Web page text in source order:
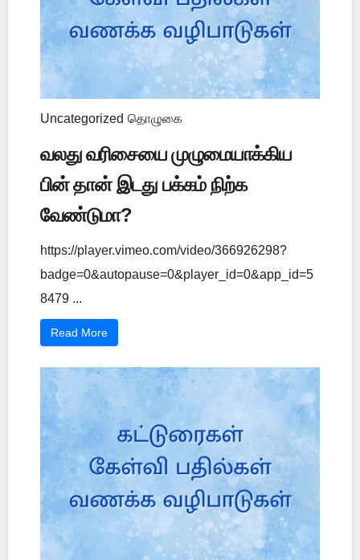
Uncategorized தொழுகை
வலது வரிசையை முழுமையாக்கிய
பின் தான் இடது பக்கம் நிற்க
வேண்டுமா?
https://player.vimeo.com/video/366926298?
badge=0&autopause=0&player_id=0&app_id=5
8479 ...
Read More